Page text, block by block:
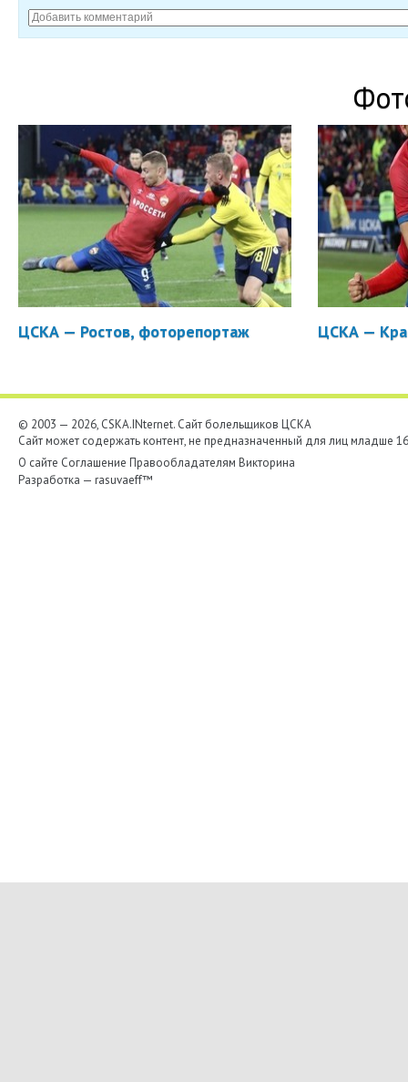
ЦСКА — Ростов, фоторепортаж ЦСКА —
© 2003 — 2026, CSKA.INternet. Cайт болельщиков ЦСКА
Сайт может содержать контент, не предназначенный для лиц младше
О сайте Соглашение Правообладателям Викторина
Разработка — rasuvaeff™